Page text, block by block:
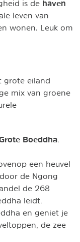
is de haven
leven van
wonen. Leuk om
grote eiland
mix van groene
Boeddha.
een heuvel
de Ngong
de 268
leidt.
en geniet je
de zee